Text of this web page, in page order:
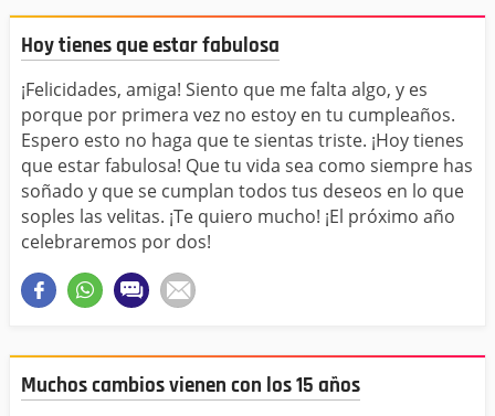
Hoy tienes que estar fabulosa
¡Felicidades, amiga! Siento que me falta algo, y es
porque por primera vez no estoy en tu cumpleaños.
Espero esto no haga que te sientas triste. ¡Hoy tienes
que estar fabulosa! Que tu vida sea como siempre has
soñado y que se cumplan todos tus deseos en lo que
soples las velitas. ¡Te quiero mucho! ¡El próximo año
celebraremos por dos!
Muchos cambios vienen con los 15 años